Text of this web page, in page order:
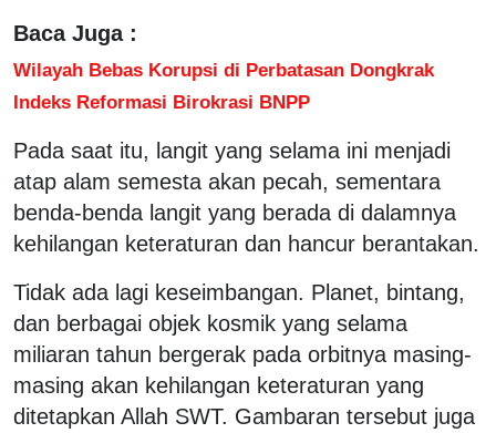
Baca Juga :
Wilayah Bebas Korupsi di Perbatasan Dongkrak
Indeks Reformasi Birokrasi BNPP
Pada saat itu, langit yang selama ini menjadi
atap alam semesta akan pecah, sementara
benda-benda langit yang berada di dalamnya
kehilangan keteraturan dan hancur berantakan.
Tidak ada lagi keseimbangan. Planet, bintang,
dan berbagai objek kosmik yang selama
miliaran tahun bergerak pada orbitnya masing-
masing akan kehilangan keteraturan yang
ditetapkan Allah SWT. Gambaran tersebut juga